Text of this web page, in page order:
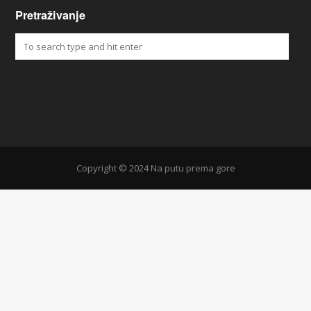
Pretraživanje
Copyright © 2024 Na putu prema gore